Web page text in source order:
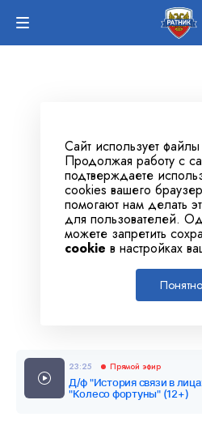
Сайт использует файлы
Продолжая работу с
подтверждаете
cookies вашего
помогают нам делать
для пользователей.
можете запретить
cookie в настройках
Понятно
23:25 Прямой эфир
Д/ф "История связи в
"Колесо фортуны" (12+)